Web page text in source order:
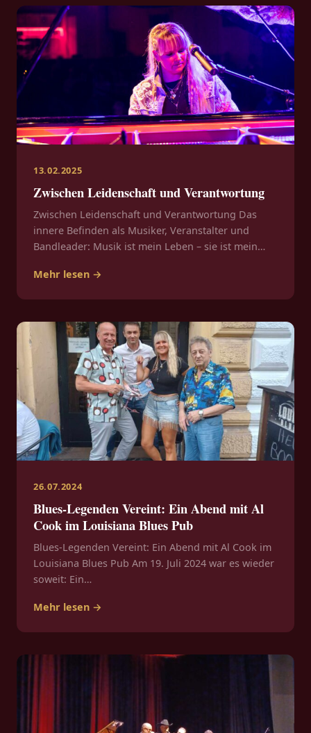
13.02.2025
Zwischen Leidenschaft und Verantwortung
Zwischen Leidenschaft und Verantwortung Das
innere Befinden als Musiker, Veranstalter und
Bandleader: Musik ist mein Leben – sie ist mein…
Mehr lesen →
26.07.2024
Blues-Legenden Vereint: Ein Abend mit Al
Cook im Louisiana Blues Pub
Blues-Legenden Vereint: Ein Abend mit Al Cook im
Louisiana Blues Pub Am 19. Juli 2024 war es wieder
soweit: Ein…
Mehr lesen →